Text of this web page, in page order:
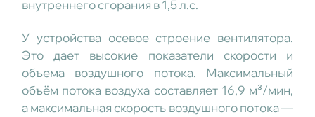
внутреннего сгорания в 1,5 л.с.
У устройства осевое строение вентилятора.
Это дает высокие показатели скорости и
объема воздушного потока. Максимальный
объём потока воздуха составляет 16,9 м³/мин,
а максимальная скорость воздушного потока —